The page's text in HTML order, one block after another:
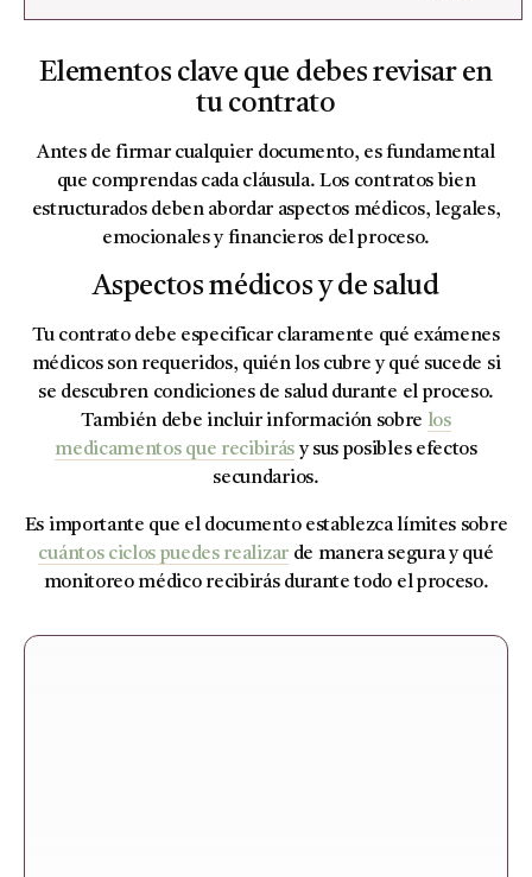
Elementos clave que debes revisar en
tu contrato
Antes de firmar cualquier documento, es fundamental
que comprendas cada cláusula. Los contratos bien
estructurados deben abordar aspectos médicos, legales,
emocionales y financieros del proceso.
Aspectos médicos y de salud
Tu contrato debe especificar claramente qué exámenes
médicos son requeridos, quién los cubre y qué sucede si
se descubren condiciones de salud durante el proceso.
También debe incluir información sobre los
medicamentos que recibirásy sus posibles efectos
secundarios.
Es importante que el documento establezca límites sobre
cuántos ciclos puedes realizarde manera segura y qué
monitoreo médico recibirás durante todo el proceso.